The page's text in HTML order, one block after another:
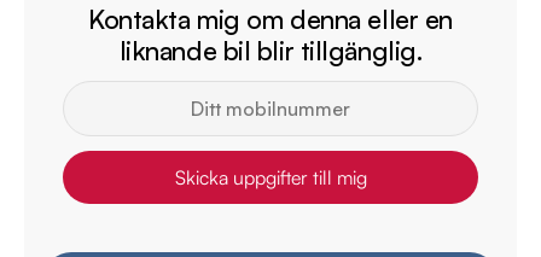
Kontakta mig om denna eller en
liknande bil blir tillgänglig.
Skicka uppgifter till mig